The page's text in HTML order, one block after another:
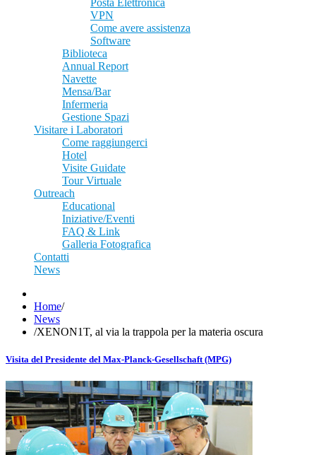
Posta Elettronica
VPN
Come avere assistenza
Software
Biblioteca
Annual Report
Navette
Mensa/Bar
Infermeria
Gestione Spazi
Visitare i Laboratori
Come raggiungerci
Hotel
Visite Guidate
Tour Virtuale
Outreach
Educational
Iniziative/Eventi
FAQ & Link
Galleria Fotografica
Contatti
News
Home/
News
/XENON1T, al via la trappola per la materia oscura
Visita del Presidente del Max-Planck-Gesellschaft (MPG)